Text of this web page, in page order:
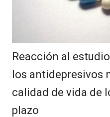
Reacción al
los antidepresivos
calidad de vida de
plazo